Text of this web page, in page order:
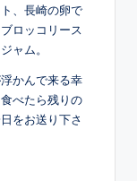
、長崎の卵で
ロッコリース
ャム。
かんで来る幸
べたら残りの
をお送り下さ